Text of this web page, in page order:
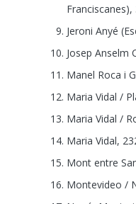
Franciscanes),
Jeroni Anyé
Josep Anselm
Manel Roca i
Maria Vidal /
Maria Vidal /
Maria Vidal,
Mont entre
Montevideo /